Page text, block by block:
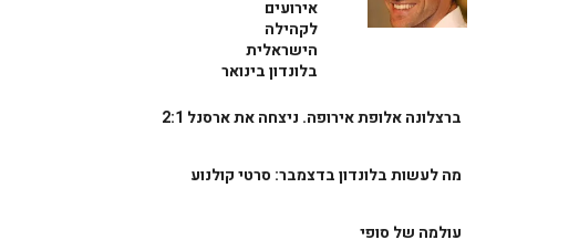
אירועים
לקהילה
הישראלית
בלונדון בינואר
ברצלונה אלופת אירופה. ניצחה את ארסנל 2:1
מה לעשות בלונדון בדצמבר: סרטי קולנוע
עולמה של סופי